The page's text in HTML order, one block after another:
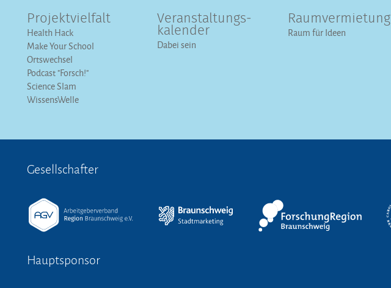
Projektvielfalt
Health Hack
Make Your School
Ortswechsel
Podcast "Forsch!"
Science Slam
WissensWelle
Veranstaltungs­
kalender
Dabei sein
Raumvermietung
Raum für Ideen
Gesellschafter
Hauptsponsor